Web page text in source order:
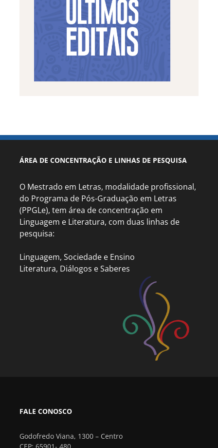
ÁREA DE CONCENTRAÇÃO E LINHAS DE PESQUISA
O Mestrado em Letras, modalidade profissional,
do Programa de Pós-Graduação em Letras
(PPGLe), tem área de concentração em
Linguagem e Literatura, com duas linhas de
pesquisa:
Linguagem, Sociedade e Ensino
Literatura, Diálogos e Saberes
FALE CONOSCO
Godofredo Viana, 1300 – Centro